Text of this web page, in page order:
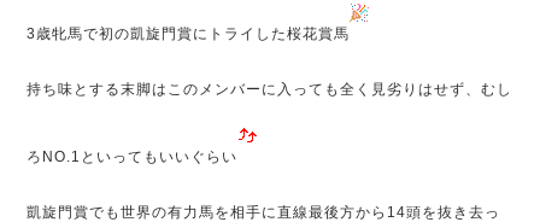
3歳牝馬で初の凱旋門賞にトライした桜花賞馬
持ち味とする末脚はこのメンバーに入っても全く見劣りはせず、むし
ろNO.1といってもいいぐらい
凱旋門賞でも世界の有力馬を相手に直線最後方から14頭を抜き去っ